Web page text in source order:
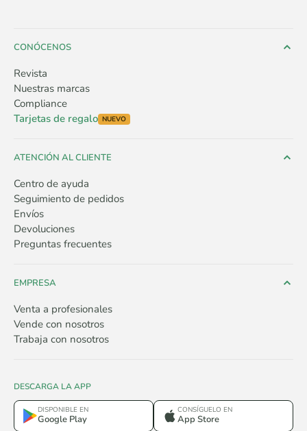
CONÓCENOS
Revista
Nuestras marcas
Compliance
Tarjetas de regalo NUEVO
ATENCIÓN AL CLIENTE
Centro de ayuda
Seguimiento de pedidos
Envíos
Devoluciones
Preguntas frecuentes
EMPRESA
Venta a profesionales
Vende con nosotros
Trabaja con nosotros
DESCARGA LA APP
DISPONIBLE EN
Google Play
CONSÍGUELO EN
App Store